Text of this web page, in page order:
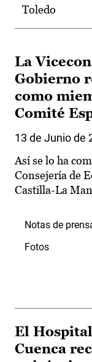
Toledo
La
Gobierno
como
Comité
13 de Junio de
Así se lo ha
Consejería de
Castilla-La
Notas de
Fotos
El
Cuenca